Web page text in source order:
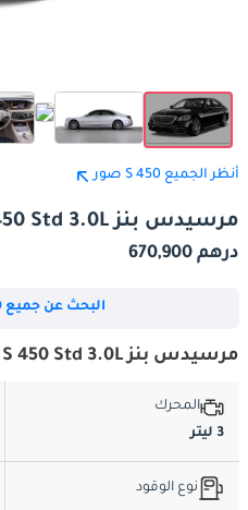
أنظر الجميع S 450 صور
مرسيدس بنز S 450 Std 3.0L
درهم 670,900
البحث عن جميع S 450 للبيع
مرسيدس بنز S 450 Std 3.0L المواصفات الأساسية
المحرك
3 ليتر
نوع الوقود